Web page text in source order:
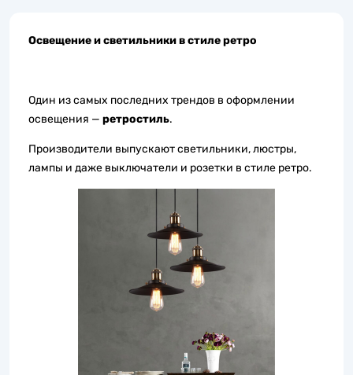
Освещение и светильники в стиле ретро
Один из самых последних трендов в оформлении
освещения — ретростиль.
Производители выпускают светильники, люстры,
лампы и даже выключатели и розетки в стиле ретро.